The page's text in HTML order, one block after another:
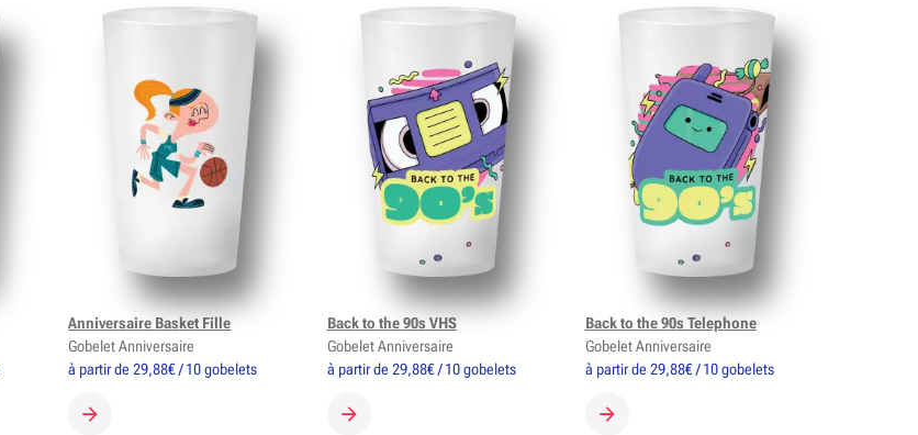
à partir de 29,88€ / 10 gobelets
CRÉER MON GOBELET
Anniversaire Basket Fille
Gobelet Anniversaire
à partir de 29,88€ / 10 gobelets
CRÉER MON GOBELET
Back to the 90s VHS
Gobelet Anniversaire
à partir de 29,88€ / 10 gobelets
CRÉER MON GOBELET
Back to the 90s Telephone
Gobelet Anniversaire